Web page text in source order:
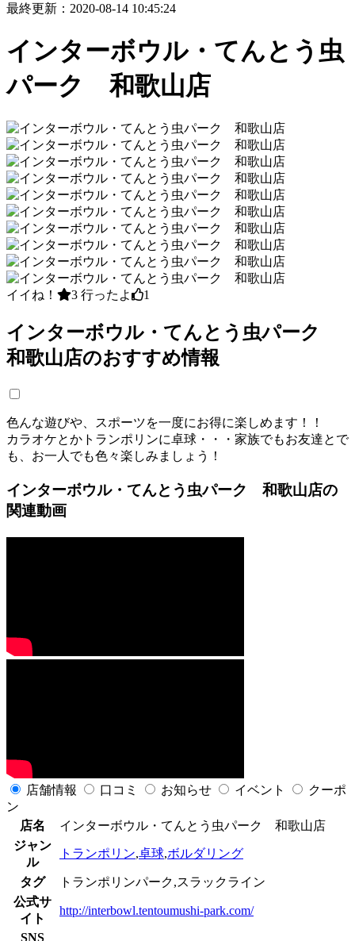
最終更新：2020-08-14 10:45:24
インターボウル・てんとう虫
パーク 和歌山店
イイね！ 3 行ったよ 1
インターボウル・てんとう虫パーク
和歌山店のおすすめ情報
色んな遊びや、スポーツを一度にお得に楽しめます！！
カラオケとかトランポリンに卓球・・・家族でもお友達とで
も、お一人でも色々楽しみましょう！
インターボウル・てんとう虫パーク 和歌山店の
関連動画
店舗情報 口コミ お知らせ イベント
クーポ
ン
店名
インターボウル・てんとう虫パーク 和歌山店
ジャン
ル
トランポリン,卓球,ボルダリング
タグ
トランポリンパーク,スラックライン
公式サ
イト
http://interbowl.tentoumushi-park.com/
SNS